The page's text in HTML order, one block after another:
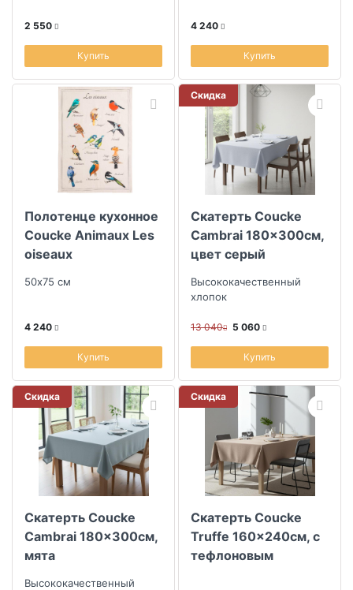
2 550
Купить
4 240
Купить
Полотенце кухонное
Coucke Animaux Les
oiseaux
50х75 см
4 240
Купить
Скидка
Скатерть Coucke
Cambrai 180x300см,
цвет серый
Высококачественный
хлопок
13 040 5 060
Купить
Скидка
Скатерть Coucke
Cambrai 180x300см,
мята
Высококачественный
Скидка
Скатерть Coucke
Truffe 160x240см, с
тефлоновым